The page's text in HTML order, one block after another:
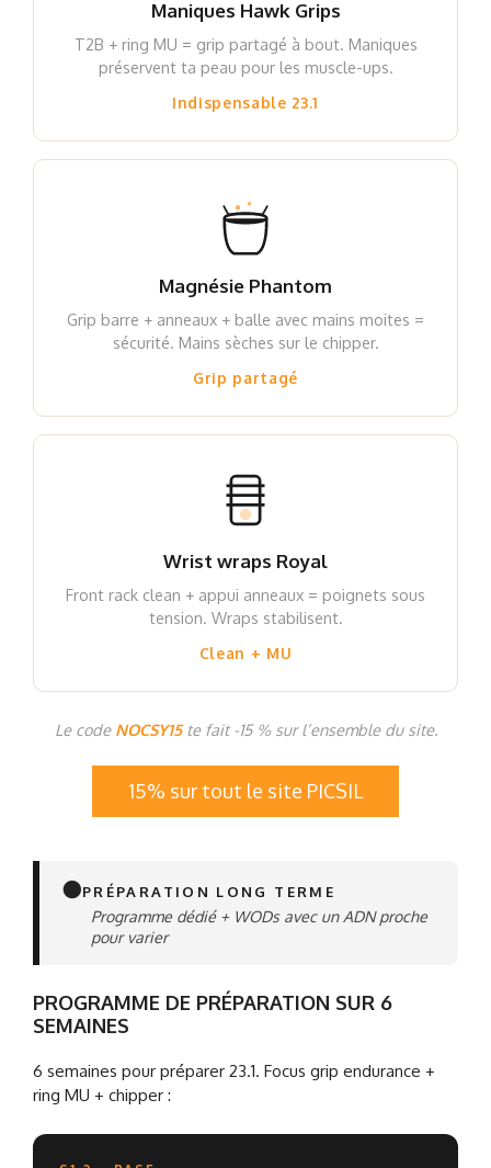
Maniques Hawk Grips
T2B + ring MU = grip partagé à bout. Maniques
préservent ta peau pour les muscle-ups.
Indispensable 23.1
Magnésie Phantom
Grip barre + anneaux + balle avec mains moites =
sécurité. Mains sèches sur le chipper.
Grip partagé
Wrist wraps Royal
Front rack clean + appui anneaux = poignets sous
tension. Wraps stabilisent.
Clean + MU
Le code NOCSY15te fait -15 % sur l’ensemble du site.
15% sur tout le site PICSIL
⚫PRÉPARATION LONG TERME
Programme dédié + WODs avec un ADN proche
pour varier
PROGRAMME DE PRÉPARATION SUR 6
SEMAINES
6 semaines pour préparer 23.1. Focus grip endurance +
ring MU + chipper :